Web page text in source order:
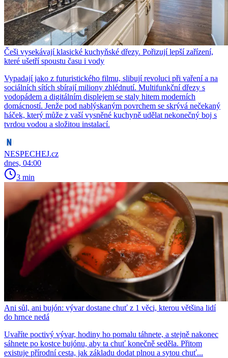
Češi vysekávají klasické kuchyňské dřezy. Pořizují lepší zařízení,
které ušetří spoustu času i vody
Vypadají jako z futuristického filmu, slibují revoluci při vaření a na
sociálních sítích sbírají miliony zhlédnutí. Multifunkční dřezy s
vodopádem a digitálním displejem se staly hitem moderních
domácností. Jenže pod nablýskaným povrchem se skrývá nečekaný
háček, který může z vaší vysněné kuchyně udělat nekonečný boj s
tvrdou vodou a složitou instalací.
NESPECHEJ.cz
dnes, 04:00
3 min
Ani sůl, ani bujón: vývar dostane chuť z 1 věci, kterou většina lidí
do hrnce nedá
Uvaříte poctivý vývar, hodiny ho pomalu táhnete, a stejně nakonec
sáhnete po kostce bujónu, aby ta chuť konečně seděla. Přitom
existuje přírodní cesta, jak základu dodat plnou a sytou chuť...